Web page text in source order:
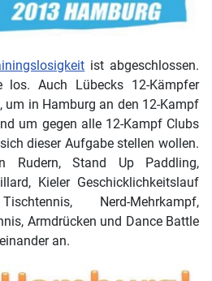
ist abgeschlossen.
Auch Lübecks 12-Kämpfer
um in Hamburg an den 12-Kampf
um gegen alle 12-Kampf Clubs
dieser Aufgabe stellen wollen.
Rudern, Stand Up Paddling,
Kieler Geschicklichkeitslauf
Nerd-Mehrkampf,
Armdrücken und Dance Battle
an.